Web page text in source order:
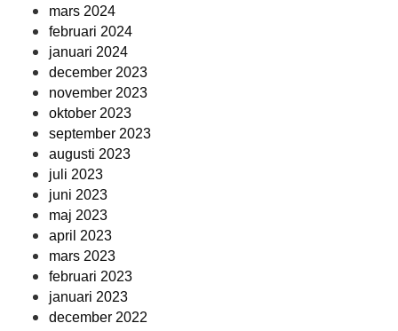
mars 2024
februari 2024
januari 2024
december 2023
november 2023
oktober 2023
september 2023
augusti 2023
juli 2023
juni 2023
maj 2023
april 2023
mars 2023
februari 2023
januari 2023
december 2022